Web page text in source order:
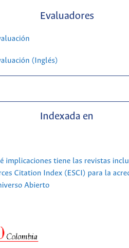
Evaluadores
(Inglés)
Indexada en